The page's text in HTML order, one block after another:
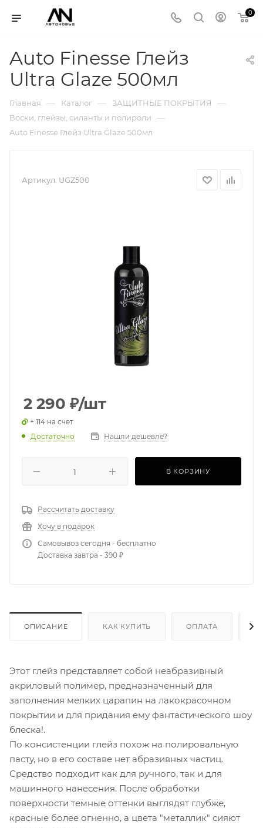
0
Auto Finesse Глейз
Ultra Glaze 500мл
Главная — Каталог — ЗАЩИТНЫЕ ПОКРЫТИЯ —
Воски, глейзы, силанты и полироли —
Auto Finesse Глейз Ultra Glaze 500мл
Артикул: UGZ500
2 290 ₽/шт
+ 114 на счет
Достаточно
Нашли дешевле?
В КОРЗИНУ
Рассчитать доставку
Хочу в подарок
Самовывоз сегодня - бесплатно
Доставка завтра - 390 ₽
ОПИСАНИЕ КАК КУПИТЬ ОПЛАТА
Этот глейз представляет собой неабразивный
акриловый полимер, предназначенный для
заполнения мелких царапин на лакокрасочном
покрытии и для придания ему фантастического шоу
блеска!.
По консистенции глейз похож на полировальную
пасту, но в его составе нет абразивных частиц.
Средство подходит как для ручного, так и для
машинного нанесения. После обработки
поверхности темные оттенки выглядят глубже,
красные более огненно, а цвета "металлик" сияют